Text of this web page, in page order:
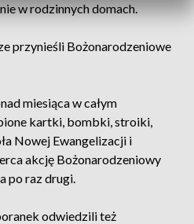
w rodzinnych domach.
przynieśli Bożonarodzeniowe
miesiąca w całym
kartki, bombki, stroiki,
Nowej Ewangelizacji i
akcję Bożonarodzeniowy
po raz drugi.
odwiedzili też